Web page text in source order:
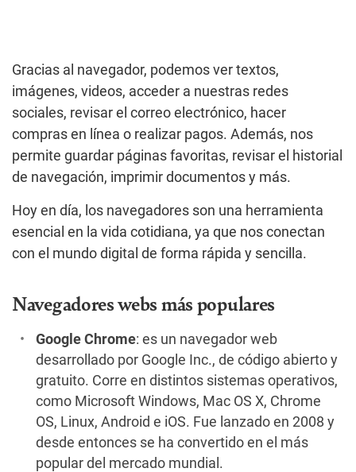
Gracias al navegador, podemos ver textos,
imágenes, videos, acceder a nuestras redes
sociales, revisar el correo electrónico, hacer
compras en línea o realizar pagos. Además, nos
permite guardar páginas favoritas, revisar el historial
de navegación, imprimir documentos y más.
Hoy en día, los navegadores son una herramienta
esencial en la vida cotidiana, ya que nos conectan
con el mundo digital de forma rápida y sencilla.
Navegadores webs más populares
Google Chrome: es un navegador web
desarrollado por Google Inc., de código abierto y
gratuito. Corre en distintos sistemas operativos,
como Microsoft Windows, Mac OS X, Chrome
OS, Linux, Android e iOS. Fue lanzado en 2008 y
desde entonces se ha convertido en el más
popular del mercado mundial.